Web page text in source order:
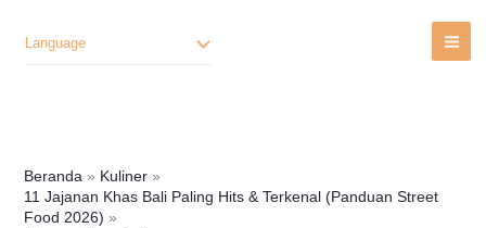
Language
Beranda
Kuliner
11 Jajanan Khas Bali Paling Hits & Terkenal (Panduan Street
Food 2026)